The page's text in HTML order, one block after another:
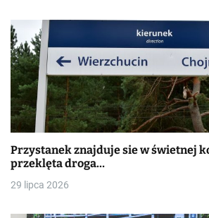
Przystanek znajduje sie w świetnej
przeklęta droga…
29 lipca 2026